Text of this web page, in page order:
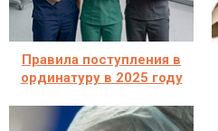
Правила поступления в
ординатуру в 2025 году